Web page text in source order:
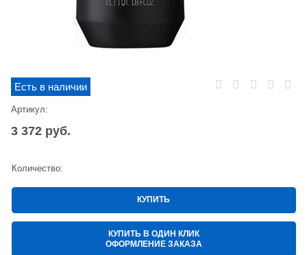
Есть в наличии
Артикул:
3 372 руб.
Количество:
КУПИТЬ
КУПИТЬ В ОДИН КЛИК
ОФОРМЛЕНИЕ ЗАКАЗА